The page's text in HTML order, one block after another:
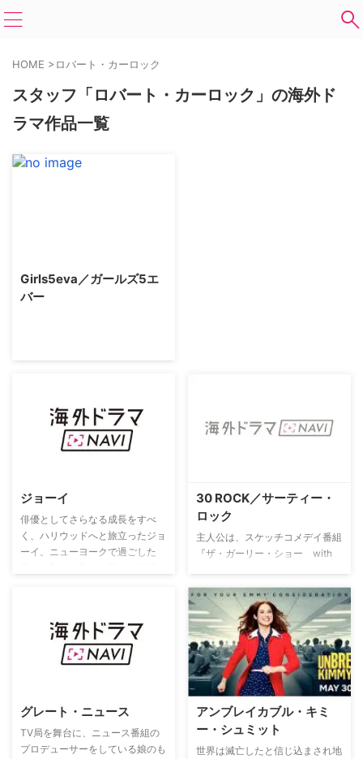
HOME >ロバート・カーロック
スタッフ「ロバート・カーロック」の海外ド
ラマ作品一覧
Girls5eva／ガールズ5エ
バー
ジョーイ
俳優としてさらなる成長をすべ
く、ハリウッドへと旅立ったジョ
ーイ。ニューヨークで過ごした
バタが巻き起こり…。
30 ROCK／サーティー・
ロック
主人公は、スケッチコメデイ番組
『ザ・ガーリー・ショー with
ドライターを務めるリズ・レモ
ン。傲慢な新ボスや、クレイジー
な新人スターに対処しながら、シ
ョーを成功させるために、自分の
ことは二の次で奮闘している。残
念ながら恋愛は上手くいっていな
い…。
グレート・ニュース
TV局を舞台に、ニュース番組の
プロデューサーをしている娘のも
アンブレイカブル・キミ
ー・シュミット
世界は滅亡したと信じ込まされ地